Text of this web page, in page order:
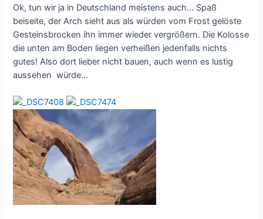
Ok, tun wir ja in Deutschland meistens auch… Spaß
beiseite, der Arch sieht aus als würden vom Frost gelöste
Gesteinsbrocken ihn immer wieder vergrößern. Die Kolosse
die unten am Boden liegen verheißen jedenfalls nichts
gutes! Also dort lieber nicht bauen, auch wenn es lustig
aussehen würde…